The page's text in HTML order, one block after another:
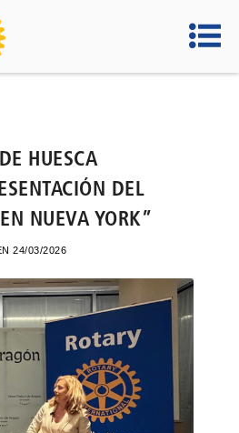
HUESCA
DEL
NUEVA YORK”
24/03/2026